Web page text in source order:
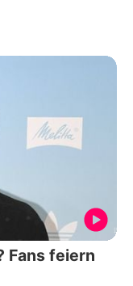
Fans feiern